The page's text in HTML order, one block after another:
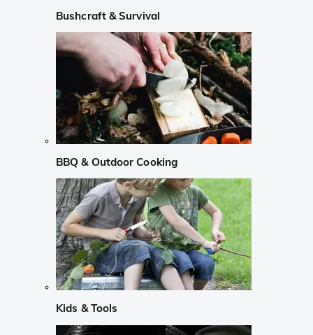
Bushcraft & Survival
BBQ & Outdoor Cooking
Kids & Tools